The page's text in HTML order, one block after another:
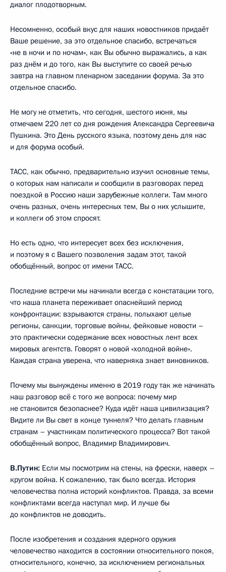
диалог плодотворным.
Несомненно, особый вкус для наших новостников придаёт
Ваше решение, за это отдельное спасибо, встречаться
«не в ночи и по ночам», как Вы обычно выражались, а как
раз днём и до того, как Вы выступите со своей речью
завтра на главном пленарном заседании форума. За это
отдельное спасибо.
Не могу не отметить, что сегодня, шестого июня, мы
отмечаем 220 лет со дня рождения Александра Сергеевича
Пушкина. Это День русского языка, поэтому день для нас
и для форума особый.
ТАСС, как обычно, предварительно изучил основные темы,
о которых нам написали и сообщили в разговорах перед
поездкой в Россию наши зарубежные коллеги. Там много
очень разных, очень интересных тем, Вы о них услышите,
и коллеги об этом спросят.
Но есть одно, что интересует всех без исключения,
и поэтому я с Вашего позволения задам этот, такой
обобщённый, вопрос от имени ТАСС.
Последние встречи мы начинали всегда с констатации того,
что наша планета переживает опаснейший период
конфронтации: взрываются страны, полыхают целые
регионы, санкции, торговые войны, фейковые новости –
это практически содержание всех новостных лент всех
мировых агентств. Говорят о новой «холодной войне».
Каждая страна уверена, что наверняка знает виновников.
Почему мы вынуждены именно в 2019 году так же начинать
наш разговор всё с того же вопроса: почему мир
не становится безопаснее? Куда идёт наша цивилизация?
Видите ли Вы свет в конце туннеля? Что делать главным
странам – участникам политического процесса? Вот такой
обобщённый вопрос, Владимир Владимирович.
В.Путин: Если мы посмотрим на стены, на фрески, наверх –
кругом война. К сожалению, так было всегда. История
человечества полна историй конфликтов. Правда, за всеми
конфликтами всегда наступал мир. И лучше бы
до конфликтов не доводить.
После изобретения и создания ядерного оружия
человечество находится в состоянии относительного покоя,
относительного, конечно, за исключением региональных